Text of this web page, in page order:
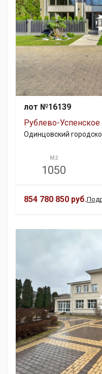
лот №16139
Рублево-Успенское
Одинцовский
М2
1050
854 780 850 руб.